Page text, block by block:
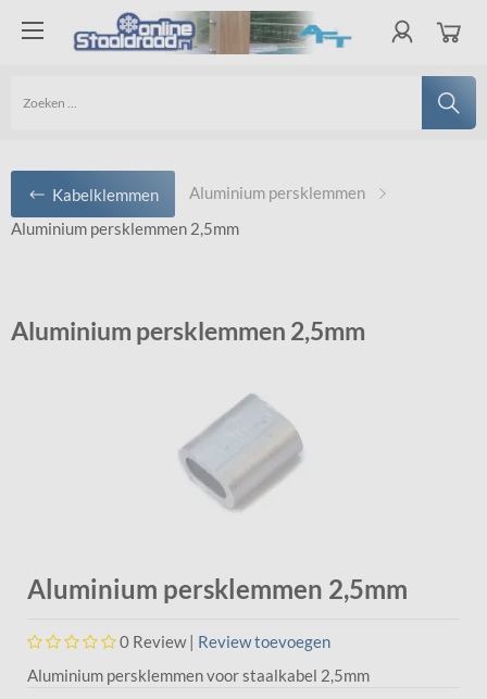
Kabelklemmen
Aluminium persklemmen
Aluminium persklemmen 2,5mm
Aluminium persklemmen 2,5mm
Aluminium persklemmen 2,5mm
0 Review | Review toevoegen
Aluminium persklemmen voor staalkabel 2,5mm